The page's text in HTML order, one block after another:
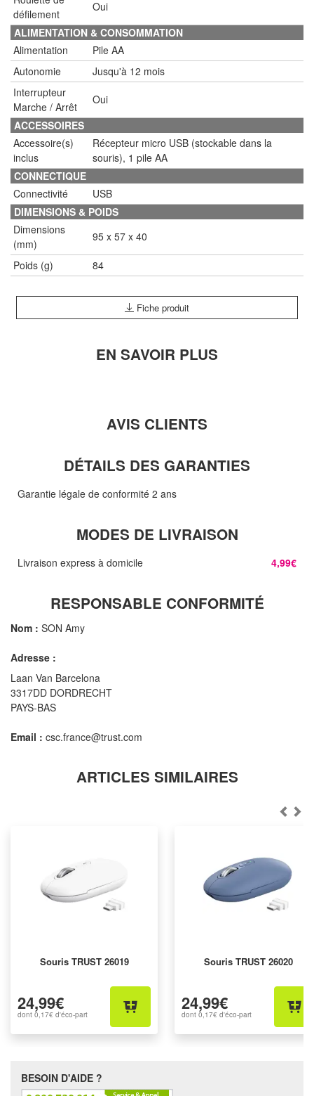
défilement
Oui
ALIMENTATION & CONSOMMATION
Alimentation
Pile AA
Autonomie
Jusqu'à 12 mois
Interrupteur
Marche / Arrêt
Oui
ACCESSOIRES
Accessoire(s)
inclus
Récepteur micro USB (stockable dans la
souris), 1 pile AA
CONNECTIQUE
Connectivité
USB
DIMENSIONS & POIDS
Dimensions
(mm)
95 x 57 x 40
Poids (g) 84
Fiche produit
EN SAVOIR PLUS
AVIS CLIENTS
DÉTAILS DES GARANTIES
Garantie légale de conformité 2 ans
MODES DE LIVRAISON
Livraison express à domicile 4,99€
RESPONSABLE CONFORMITÉ
Nom : SON Amy
Adresse :
Laan Van Barcelona
3317DD DORDRECHT
PAYS-BAS
Email : csc.france@trust.com
ARTICLES SIMILAIRES
Souris TRUST 26019
24,99€
dont 0,17€ d'éco-part
Souris TRUST 26020
24,99€
dont 0,17€ d'éco-part
BESOIN D'AIDE ?